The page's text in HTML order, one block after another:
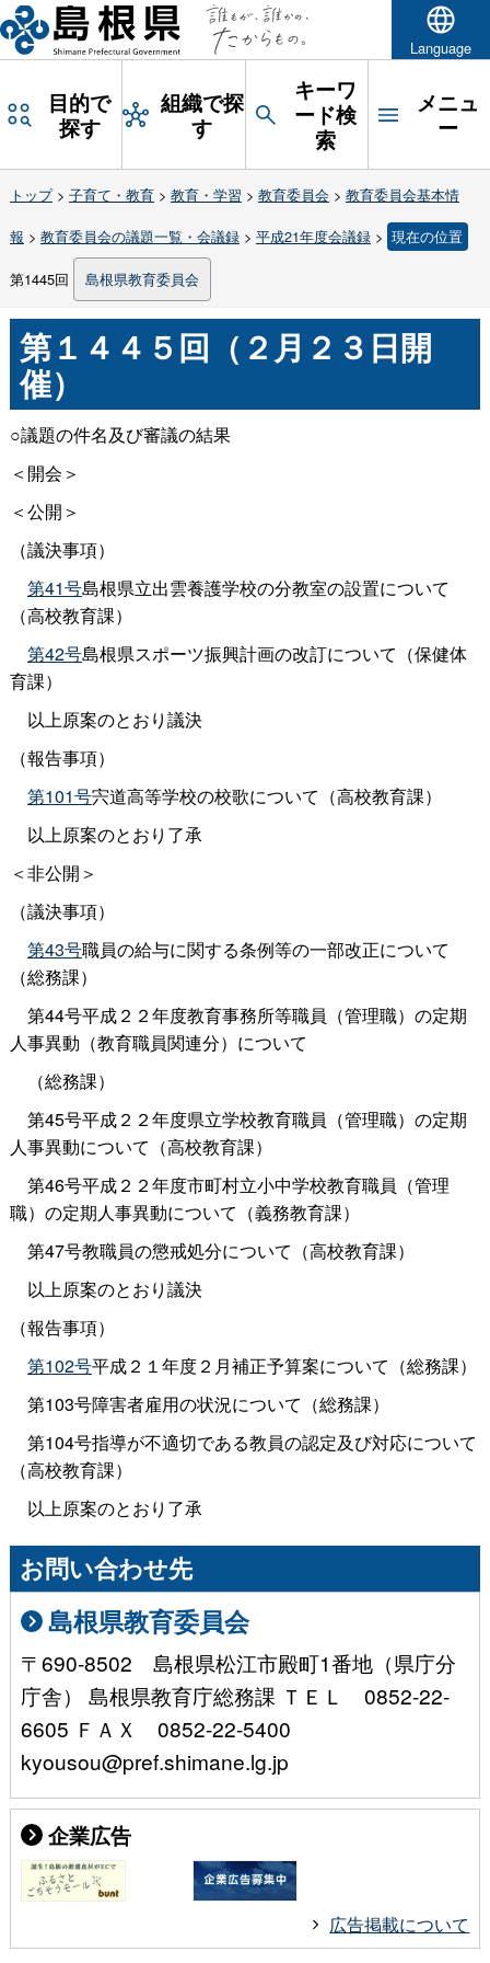
Language
目的で
探す
組織で探
す
キーワ
ード検
索
メニュ
ー
トップ> 子育て・教育> 教育・学習 > 教育委員会 > 教育委員会基本情
報 > 教育委員会の議題一覧・会議録> 平成21年度会議録> 現在の位置
第1445回 島根県教育委員会
第１４４５回（２月２３日開
催）
○議題の件名及び審議の結果
＜開会＞
＜公開＞
（議決事項）
第41号島根県立出雲養護学校の分教室の設置について
（高校教育課）
第42号島根県スポーツ振興計画の改訂について（保健体
育課）
以上原案のとおり議決
（報告事項）
第101号宍道高等学校の校歌について（高校教育課）
以上原案のとおり了承
＜非公開＞
（議決事項）
第43号職員の給与に関する条例等の一部改正について
（総務課）
第44号平成２２年度教育事務所等職員（管理職）の定期
人事異動（教育職員関連分）について
（総務課）
第45号平成２２年度県立学校教育職員（管理職）の定期
人事異動について（高校教育課）
第46号平成２２年度市町村立小中学校教育職員（管理
職）の定期人事異動について（義務教育課）
第47号教職員の懲戒処分について（高校教育課）
以上原案のとおり議決
（報告事項）
第102号平成２１年度２月補正予算案について（総務課）
第103号障害者雇用の状況について（総務課）
第104号指導が不適切である教員の認定及び対応について
（高校教育課）
以上原案のとおり了承
お問い合わせ先
島根県教育委員会
〒690-8502 島根県松江市殿町1番地（県庁分
庁舎） 島根県教育庁総務課 ＴＥＬ 0852-22-
6605 ＦＡＸ 0852-22-5400
kyousou@pref.shimane.lg.jp
企業広告
広告掲載について